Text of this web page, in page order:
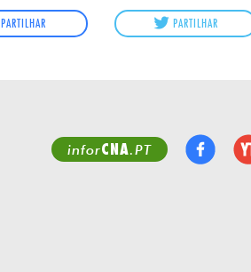
PARTILHAR PARTILHAR
inforCNA.PT